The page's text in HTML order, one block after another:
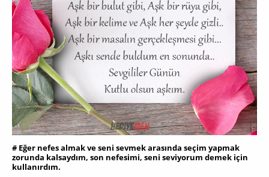
# Eğer nefes almak ve seni sevmek arasında seçim yapmak
zorunda kalsaydım, son nefesimi, seni seviyorum demek için
kullanırdım.